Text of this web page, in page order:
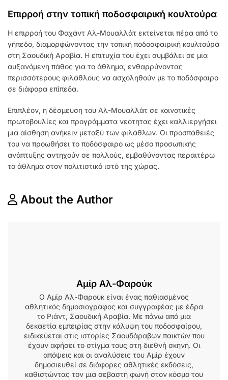
Επιρροή στην τοπική ποδοσφαιρική κουλτούρα
Η επιρροή του Φαχάντ Αλ-Μουαλλάτ εκτείνεται πέρα από το
γήπεδο, διαμορφώνοντας την τοπική ποδοσφαιρική κουλτούρα
στη Σαουδική Αραβία. Η επιτυχία του έχει συμβάλει σε μια
αυξανόμενη πάθος για το άθλημα, ενθαρρύνοντας
περισσότερους φιλάθλους να ασχοληθούν με το ποδόσφαιρο
σε διάφορα επίπεδα.
Επιπλέον, η δέσμευση του Αλ-Μουαλλάτ σε κοινοτικές
πρωτοβουλίες και προγράμματα νεότητας έχει καλλιεργήσει
μια αίσθηση ανήκειν μεταξύ των φιλάθλων. Οι προσπάθειές
του να προωθήσει το ποδόσφαιρο ως μέσο προσωπικής
ανάπτυξης αντηχούν σε πολλούς, εμβαθύνοντας περαιτέρω
το άθλημα στον πολιτιστικό ιστό της χώρας.
About the Author
Αμίρ Αλ-Φαρούκ
Ο Αμίρ Αλ-Φαρούκ είναι ένας παθιασμένος
αθλητικός δημοσιογράφος και συγγραφέας με έδρα
το Ριάντ, Σαουδική Αραβία. Με πάνω από μια
δεκαετία εμπειρίας στην κάλυψη του ποδοσφαίρου,
ειδικεύεται στις ιστορίες Σαουδάραβων παικτών που
έχουν αφήσει το στίγμα τους στη διεθνή σκηνή. Οι
απόψεις και οι αναλύσεις του Αμίρ έχουν
δημοσιευθεί σε διάφορες αθλητικές εκδόσεις,
καθιστώντας τον μια σεβαστή φωνή στον κόσμο του